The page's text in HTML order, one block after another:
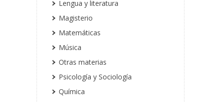
Lengua y literatura
Magisterio
Matemáticas
Música
Otras materias
Psicología y Sociología
Química